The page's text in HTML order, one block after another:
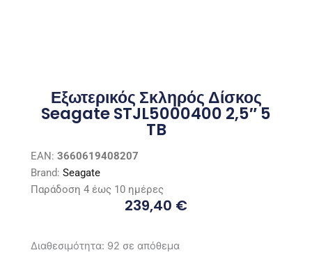
Εξωτερικός Σκληρός Δίσκος
Seagate STJL5000400 2,5″ 5
TB
EAN:3660619408207
Brand:Seagate
Παράδοση 4 έως 10 ημέρες
239,40 €
Διαθεσιμότητα: 92 σε απόθεμα
Εξωτερικός